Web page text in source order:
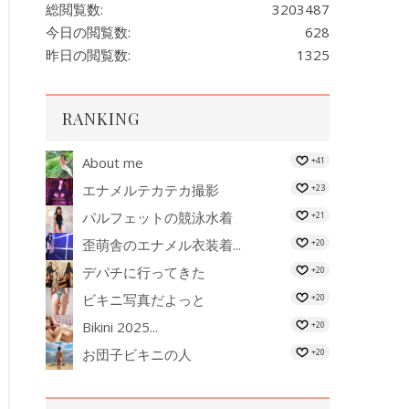
3203487
総閲覧数:
628
今日の閲覧数:
1325
昨日の閲覧数:
RANKING
About me +41
エナメルテカテカ撮影 +23
パルフェットの競泳水着 +21
歪萌舎のエナメル衣装着... +20
デパチに行ってきた +20
ビキニ写真だよっと +20
Bikini 2025... +20
お団子ビキニの人 +20